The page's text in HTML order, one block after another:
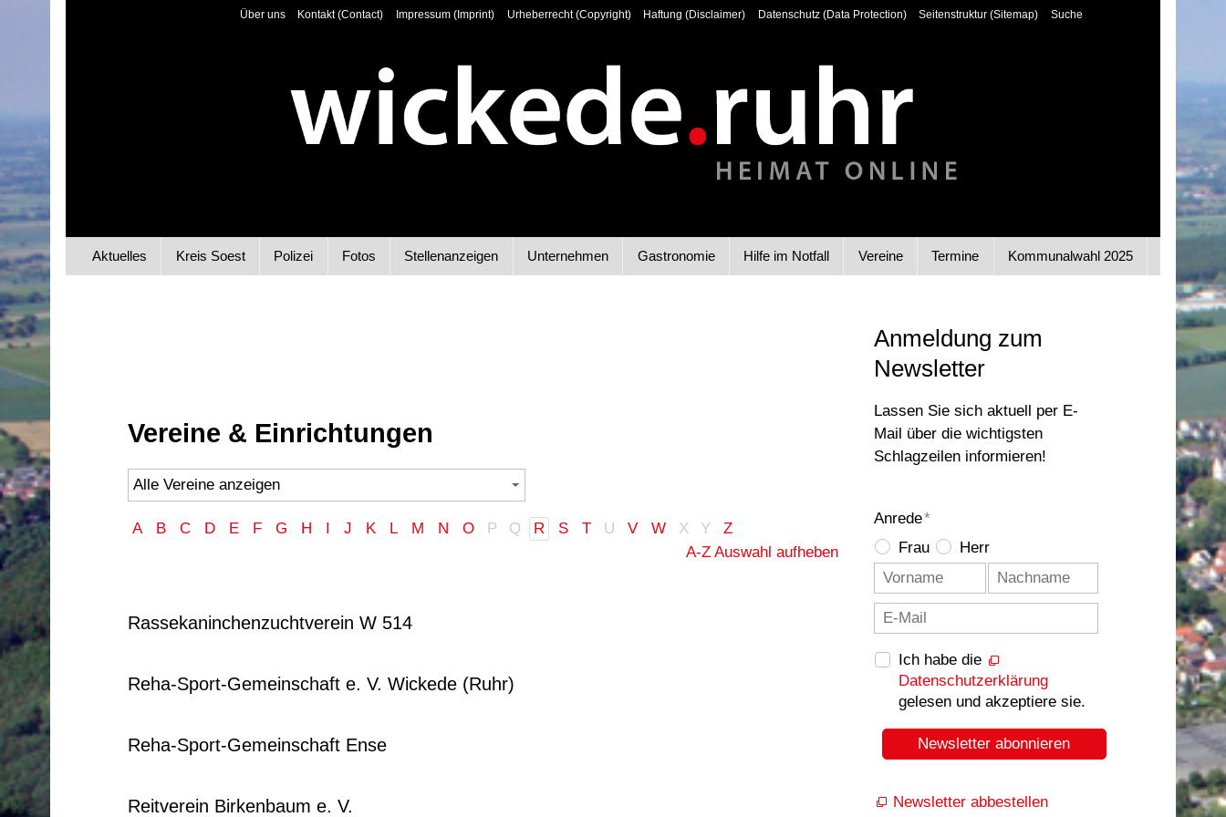
Über uns Kontakt (Contact) Impressum (Imprint) Urheberrecht (Copyright) Haftung (Disclaimer) Datenschutz (Data Protection) Seitenstruktur (Sitemap) Suche
Aktuelles Kreis Soest Polizei Fotos Stellenanzeigen Unternehmen Gastronomie Hilfe im Notfall Vereine Termine Kommunalwahl 2025
Vereine & Einrichtungen
A B C D E F G H J K L M N O P Q R S T U V W X Y
Z
A-Z Auswahl aufheben
Rassekaninchenzuchtverein W 514
Reha-Sport-Gemeinschaft e. V. Wickede (Ruhr)
Reha-Sport-Gemeinschaft Ense
Reitverein Birkenbaum e. V.
Anmeldung zum
Newsletter
Lassen Sie sich aktuell per E-
Mail über die wichtigsten
Schlagzeilen informieren!
Anrede*
Frau
Herr
Ich habe die
Datenschutzerklärung
gelesen und akzeptiere sie.
Newsletter abonnieren
Newsletter abbestellen